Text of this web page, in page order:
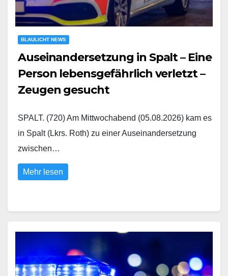
BLAULICHT NEWS
Auseinandersetzung in Spalt – Eine
Person lebensgefährlich verletzt –
Zeugen gesucht
SPALT. (720) Am Mittwochabend (05.08.2026) kam es
in Spalt (Lkrs. Roth) zu einer Auseinandersetzung
zwischen…
Mehr lesen